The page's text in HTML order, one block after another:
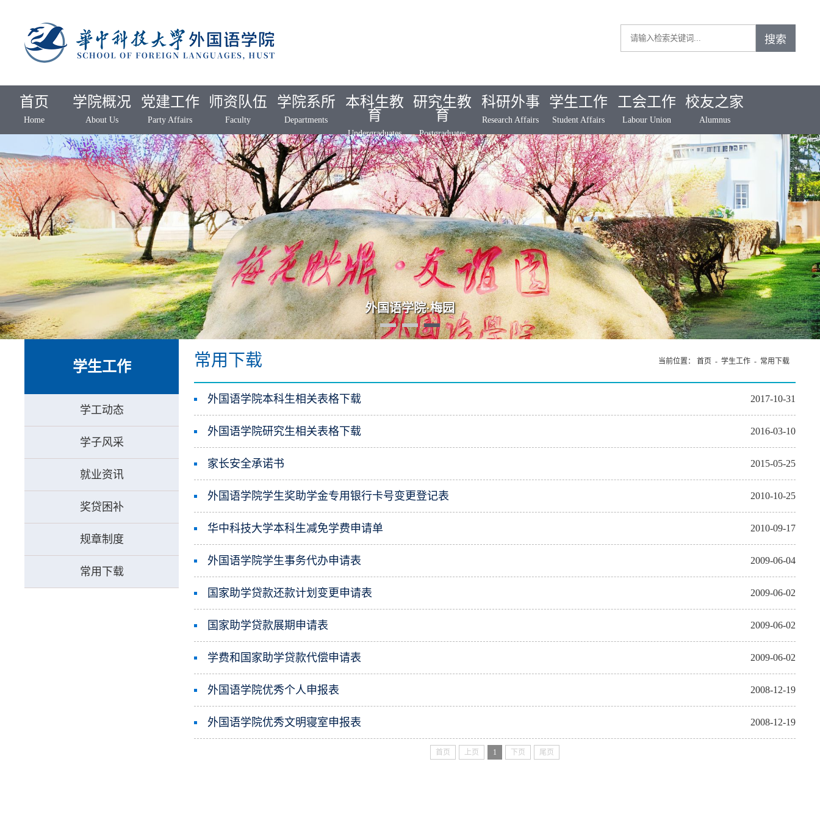
首页
Home
学院概况
About Us
党建工作
Party Affairs
师资队伍
Faculty
学院系所
Departments
本科生教
育
Undergraduates
研究生教
育
Postgraduates
科研外事
Research Affairs
学生工作
Student Affairs
工会工作
Labour Union
校友之家
Alumnus
外国语学院·梅园
学生工作
学工动态
学子风采
就业资讯
奖贷困补
规章制度
常用下载
常用下载 当前位置： 首页 - 学生工作- 常用下载
外国语学院本科生相关表格下载 2017-10-31
外国语学院研究生相关表格下载 2016-03-10
家长安全承诺书 2015-05-25
外国语学院学生奖助学金专用银行卡号变更登记表 2010-10-25
华中科技大学本科生减免学费申请单 2010-09-17
外国语学院学生事务代办申请表 2009-06-04
国家助学贷款还款计划变更申请表 2009-06-02
国家助学贷款展期申请表 2009-06-02
学费和国家助学贷款代偿申请表 2009-06-02
外国语学院优秀个人申报表 2008-12-19
外国语学院优秀文明寝室申报表 2008-12-19
首页 上页 1 下页 尾页